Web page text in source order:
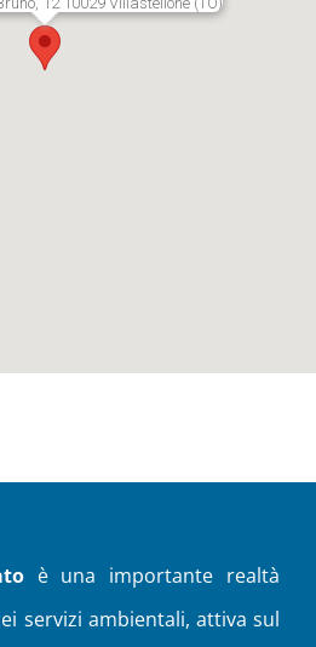
è una importante realtà
servizi ambientali, attiva sul